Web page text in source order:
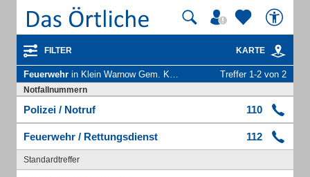
FILTER KARTE
Feuerwehr in Klein Warnow Gem. Karstädt Kr Prignitz Treffer 1-2 von 2
Notfallnummern
Polizei / Notruf 110
Feuerwehr / Rettungsdienst 112
Standardtreffer